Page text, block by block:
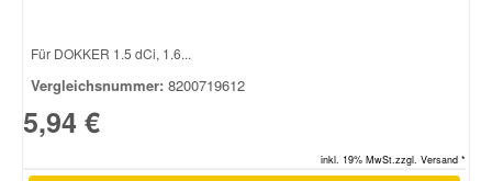
Für DOKKER 1.5 dCi, 1.6...
Vergleichsnummer: 8200719612
5,94 €
inkl. 19% MwSt.zzgl. Versand *